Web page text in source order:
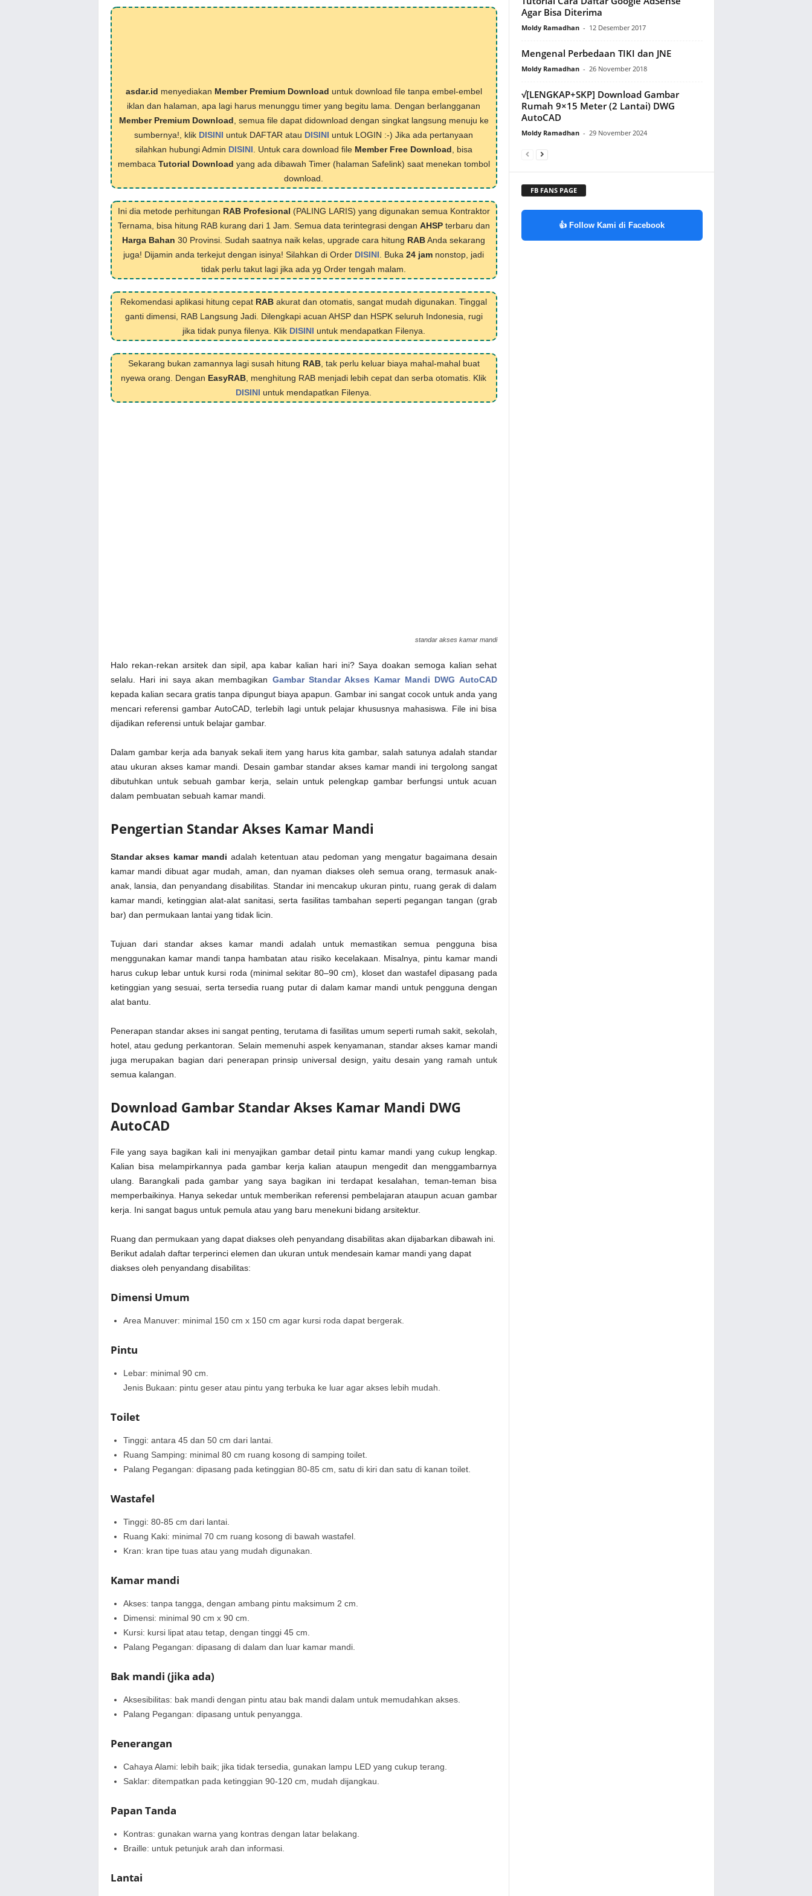
asdar.id menyediakan Member Premium Download untuk download file tanpa embel-embel
iklan dan halaman, apa lagi harus menunggu timer yang begitu lama. Dengan berlangganan
Member Premium Download , semua file dapat didownload dengan singkat langsung menuju ke
sumbernya!, klik DISINI untuk DAFTAR atau DISINI untuk LOGIN :-) Jika ada pertanyaan
silahkan hubungi Admin DISINI . Untuk cara download file Member Free Download , bisa
membaca Tutorial Download yang ada dibawah Timer (halaman Safelink) saat menekan tombol
download.
Ini dia metode perhitungan RAB Profesional (PALING LARIS) yang digunakan semua Kontraktor
Ternama, bisa hitung RAB kurang dari 1 Jam. Semua data terintegrasi dengan AHSPterbaru dan
Harga Bahan 30 Provinsi. Sudah saatnya naik kelas, upgrade cara hitung RABAnda sekarang
juga! Dijamin anda terkejut dengan isinya! Silahkan di Order DISINI . Buka 24 jam nonstop, jadi
tidak perlu takut lagi jika ada yg Order tengah malam.
Rekomendasi aplikasi hitung cepat RAB akurat dan otomatis, sangat mudah digunakan. Tinggal
ganti dimensi, RAB Langsung Jadi. Dilengkapi acuan AHSP dan HSPK seluruh Indonesia, rugi
jika tidak punya filenya. Klik DISINI untuk mendapatkan Filenya.
Sekarang bukan zamannya lagi susah hitung RAB, tak perlu keluar biaya mahal-mahal buat
nyewa orang. Dengan EasyRAB , menghitung RAB menjadi lebih cepat dan serba otomatis. Klik
DISINI untuk mendapatkan Filenya.
standar akses kamar mandi
Halo rekan-rekan arsitek dan sipil, apa kabar kalian hari ini? Saya doakan semoga kalian sehat
selalu. Hari ini saya akan membagikan Gambar Standar Akses Kamar Mandi DWG AutoCAD
kepada kalian secara gratis tanpa dipungut biaya apapun. Gambar ini sangat cocok untuk anda yang
mencari referensi gambar AutoCAD, terlebih lagi untuk pelajar khususnya mahasiswa. File ini bisa
dijadikan referensi untuk belajar gambar.
Dalam gambar kerja ada banyak sekali item yang harus kita gambar, salah satunya adalah standar
atau ukuran akses kamar mandi. Desain gambar standar akses kamar mandi ini tergolong sangat
dibutuhkan untuk sebuah gambar kerja, selain untuk pelengkap gambar berfungsi untuk acuan
dalam pembuatan sebuah kamar mandi.
Pengertian Standar Akses Kamar Mandi
Standar akses kamar mandi adalah ketentuan atau pedoman yang mengatur bagaimana desain
kamar mandi dibuat agar mudah, aman, dan nyaman diakses oleh semua orang, termasuk anak-
anak, lansia, dan penyandang disabilitas. Standar ini mencakup ukuran pintu, ruang gerak di dalam
kamar mandi, ketinggian alat-alat sanitasi, serta fasilitas tambahan seperti pegangan tangan (grab
bar) dan permukaan lantai yang tidak licin.
Tujuan dari standar akses kamar mandi adalah untuk memastikan semua pengguna bisa
menggunakan kamar mandi tanpa hambatan atau risiko kecelakaan. Misalnya, pintu kamar mandi
harus cukup lebar untuk kursi roda (minimal sekitar 80–90 cm), kloset dan wastafel dipasang pada
ketinggian yang sesuai, serta tersedia ruang putar di dalam kamar mandi untuk pengguna dengan
alat bantu.
Penerapan standar akses ini sangat penting, terutama di fasilitas umum seperti rumah sakit, sekolah,
hotel, atau gedung perkantoran. Selain memenuhi aspek kenyamanan, standar akses kamar mandi
juga merupakan bagian dari penerapan prinsip universal design, yaitu desain yang ramah untuk
semua kalangan.
Download Gambar Standar Akses Kamar Mandi DWG
AutoCAD
File yang saya bagikan kali ini menyajikan gambar detail pintu kamar mandi yang cukup lengkap.
Kalian bisa melampirkannya pada gambar kerja kalian ataupun mengedit dan menggambarnya
ulang. Barangkali pada gambar yang saya bagikan ini terdapat kesalahan, teman-teman bisa
memperbaikinya. Hanya sekedar untuk memberikan referensi pembelajaran ataupun acuan gambar
kerja. Ini sangat bagus untuk pemula atau yang baru menekuni bidang arsitektur.
Ruang dan permukaan yang dapat diakses oleh penyandang disabilitas akan dijabarkan dibawah ini.
Berikut adalah daftar terperinci elemen dan ukuran untuk mendesain kamar mandi yang dapat
diakses oleh penyandang disabilitas:
Dimensi Umum
Area Manuver: minimal 150 cm x 150 cm agar kursi roda dapat bergerak.
Pintu
Lebar: minimal 90 cm.
Jenis Bukaan: pintu geser atau pintu yang terbuka ke luar agar akses lebih mudah.
Toilet
Tinggi: antara 45 dan 50 cm dari lantai.
Ruang Samping: minimal 80 cm ruang kosong di samping toilet.
Palang Pegangan: dipasang pada ketinggian 80-85 cm, satu di kiri dan satu di kanan toilet.
Wastafel
Tinggi: 80-85 cm dari lantai.
Ruang Kaki: minimal 70 cm ruang kosong di bawah wastafel.
Kran: kran tipe tuas atau yang mudah digunakan.
Kamar mandi
Akses: tanpa tangga, dengan ambang pintu maksimum 2 cm.
Dimensi: minimal 90 cm x 90 cm.
Kursi: kursi lipat atau tetap, dengan tinggi 45 cm.
Palang Pegangan: dipasang di dalam dan luar kamar mandi.
Bak mandi (jika ada)
Aksesibilitas: bak mandi dengan pintu atau bak mandi dalam untuk memudahkan akses.
Palang Pegangan: dipasang untuk penyangga.
Penerangan
Cahaya Alami: lebih baik; jika tidak tersedia, gunakan lampu LED yang cukup terang.
Saklar: ditempatkan pada ketinggian 90-120 cm, mudah dijangkau.
Papan Tanda
Kontras: gunakan warna yang kontras dengan latar belakang.
Braille: untuk petunjuk arah dan informasi.
Lantai
Agar Bisa Diterima
Moldy Ramadhan - 12 Desember 2017
Mengenal Perbedaan TIKI dan JNE
Moldy Ramadhan - 26 November 2018
√[LENGKAP+SKP] Download Gambar
Rumah 9×15 Meter (2 Lantai) DWG
AutoCAD
Moldy Ramadhan - 29 November 2024
FB FANS PAGE
👍 Follow Kami di Facebook